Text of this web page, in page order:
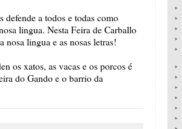
a todos e todas como
lingua. Nesta Feira de Carballo
nosa lingua e as nosas letras!
os xatos, as vacas e os porcos é
do Gando e o barrio da